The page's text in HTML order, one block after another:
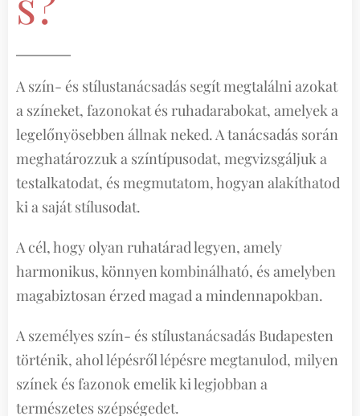
A szín- és stílustanácsadás segít megtalálni azokat
a színeket, fazonokat és ruhadarabokat, amelyek a
legelőnyösebben állnak neked. A tanácsadás során
meghatározzuk a színtípusodat, megvizsgáljuk a
testalkatodat, és megmutatom, hogyan alakíthatod
ki a saját stílusodat.
A cél, hogy olyan ruhatárad legyen, amely
harmonikus, könnyen kombinálható, és amelyben
magabiztosan érzed magad a mindennapokban.
A személyes szín- és stílustanácsadás Budapesten
történik, ahol lépésről lépésre megtanulod, milyen
színek és fazonok emelik ki legjobban a
természetes szépségedet.